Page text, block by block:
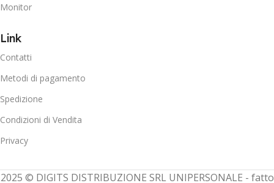
Monitor
Link
Contatti
Metodi di pagamento
Spedizione
Condizioni di Vendita
Privacy
2025 © DIGITS DISTRIBUZIONE SRL UNIPERSONALE - fatto